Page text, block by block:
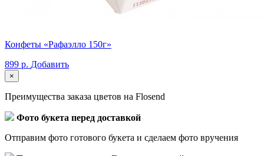
Конфеты «Рафаэлло 150г»
899 р. Добавить
×
Преимущества заказа цветов на Flosend
Фото букета перед доставкой
Отправим фото готового букета и сделаем фото вручения